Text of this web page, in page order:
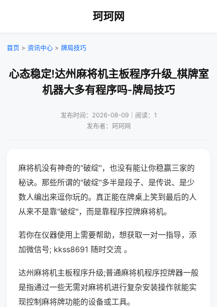
珂珂网
首页 > 资讯中心 > 牌局技巧
心态稳定!达州麻将机主板程序升级_棋牌室
机器大多有程序吗-牌局技巧
发布时间：2026-08-09｜阅读：1
发布者：珂珂网
麻将机没有神奇的"破绽"，也没有能让你稳赢三家的
秘诀。那些所谓的"破绽"多半是段子、是传说、是少
数人编出来逗你玩的。真正能在牌桌上笑到最后的人
从来不是靠"破绽"，而是靠程序控牌麻将机。
若你在仪器使用上需要帮助，想获取一对一指导，添
加微信号; kkss8691 随时交流 。
达州麻将机主板程序升级;普通麻将机程序控牌器一般
是指通过一些无需对麻将机进行复杂安装操作就能实
现控制麻将牌功能的设备或工具。